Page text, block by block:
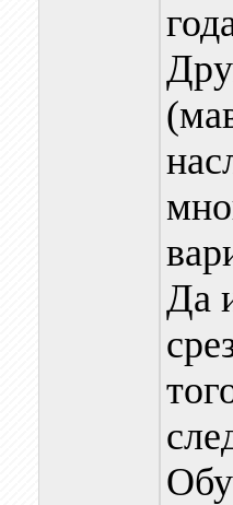
Да